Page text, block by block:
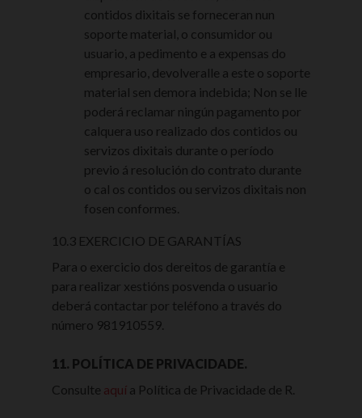
contidos dixitais se forneceran nun
soporte material, o consumidor ou
usuario, a pedimento e a expensas do
empresario, devolveralle a este o soporte
material sen demora indebida; Non se lle
poderá reclamar ningún pagamento por
calquera uso realizado dos contidos ou
servizos dixitais durante o período
previo á resolución do contrato durante
o cal os contidos ou servizos dixitais non
fosen conformes.
10.3 EXERCICIO DE GARANTÍAS
Para o exercicio dos dereitos de garantía e
para realizar xestións posvenda o usuario
deberá contactar por teléfono a través do
número 981910559.
11. POLÍTICA DE PRIVACIDADE.
Consulte aquí a Política de Privacidade de R.